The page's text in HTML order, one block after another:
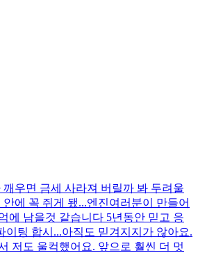
우면 금세 사라져 버릴까 봐 두려울
에 꼭 쥐게 됐...엔진여러분이 만들어
에 남을것 같습니다 5년동안 믿고 응
이팅 합시...아직도 믿겨지지가 않아요.
저도 울컥했어요. 앞으로 훨씬 더 멋